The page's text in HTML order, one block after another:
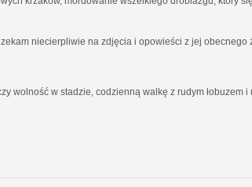
niecierpliwie na zdjęcia i opowieści z jej obecnego
wolność w stadzie, codzienną walkę z rudym łobuzem